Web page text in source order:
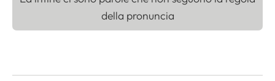
della pronuncia